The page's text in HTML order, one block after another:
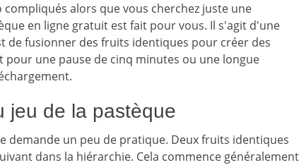
alors que vous cherchez juste une
en ligne gratuit est fait pour vous. Il s'agit d'une
de fusionner des fruits identiques pour créer des
pour une pause de cinq minutes ou une longue
jeu de la pastèque
demande un peu de pratique. Deux fruits identiques
dans la hiérarchie. Cela commence généralement